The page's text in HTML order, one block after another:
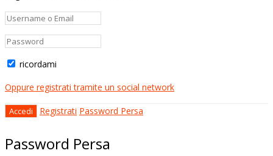
ricordami
Oppure registrati tramite un social network
Registrati Password Persa
Password Persa